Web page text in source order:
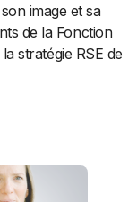
image et sa
de la Fonction
stratégie RSE de